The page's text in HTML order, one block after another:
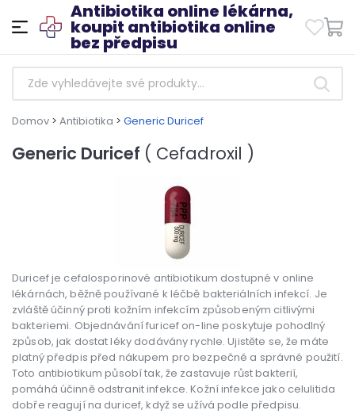
Antibiotika online lékárna,
koupit antibiotika online
bez předpisu
Domov > Antibiotika > Generic Duricef
Generic Duricef ( Cefadroxil )
Duricef je cefalosporinové antibiotikum dostupné v online
lékárnách, běžně používané k léčbě bakteriálních infekcí. Je
zvláště účinný proti kožním infekcím způsobeným citlivými
bakteriemi. Objednávání furicef on-line poskytuje pohodlný
způsob, jak dostat léky dodávány rychle. Ujistěte se, že máte
platný předpis před nákupem pro bezpečné a správné použití.
Toto antibiotikum působí tak, že zastavuje růst bakterií,
pomáhá účinně odstranit infekce. Kožní infekce jako celulitida
dobře reagují na duricef, když se užívá podle předpisu.